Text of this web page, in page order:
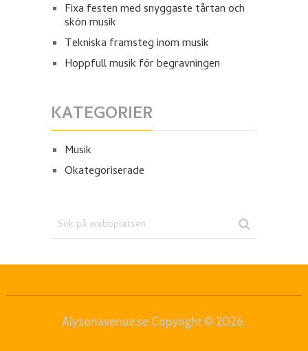
Fixa festen med snyggaste tårtan och
skön musik
Tekniska framsteg inom musik
Hoppfull musik för begravningen
KATEGORIER
Musik
Okategoriserade
Alysonavenue.se Copyright © 2026.